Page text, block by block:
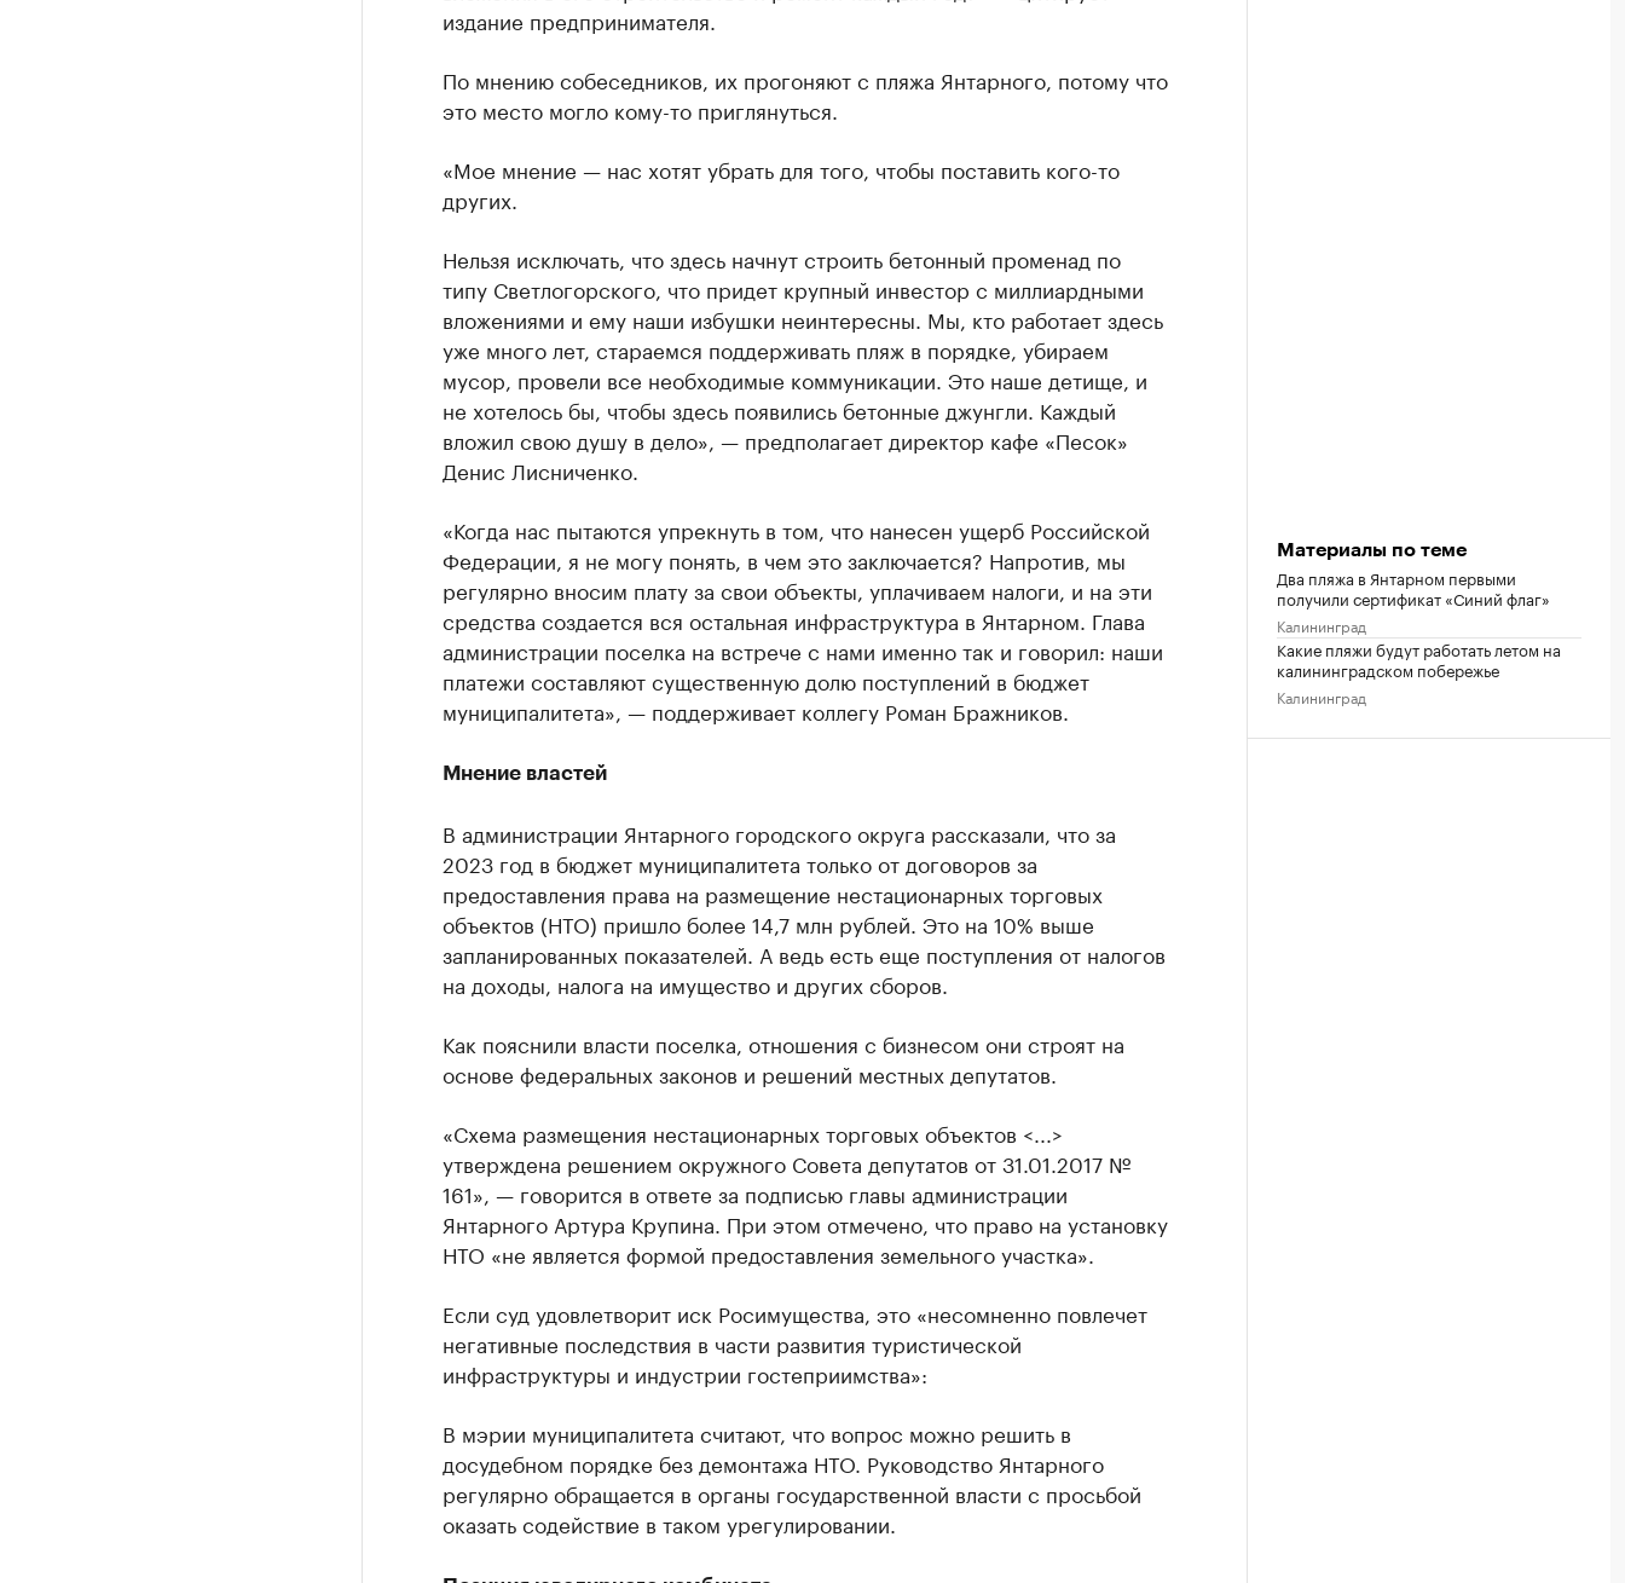
издание предпринимателя.
По мнению собеседников, их прогоняют с пляжа Янтарного, потому что
это место могло кому-то приглянуться.
«Мое мнение — нас хотят убрать для того, чтобы поставить кого-то
других.
Нельзя исключать, что здесь начнут строить бетонный променад по
типу Светлогорского, что придет крупный инвестор с миллиардными
вложениями и ему наши избушки неинтересны. Мы, кто работает здесь
уже много лет, стараемся поддерживать пляж в порядке, убираем
мусор, провели все необходимые коммуникации. Это наше детище, и
не хотелось бы, чтобы здесь появились бетонные джунгли. Каждый
вложил свою душу в дело», — предполагает директор кафе «Песок»
Денис Лисниченко.
«Когда нас пытаются упрекнуть в том, что нанесен ущерб Российской
Федерации, я не могу понять, в чем это заключается? Напротив, мы
регулярно вносим плату за свои объекты, уплачиваем налоги, и на эти
средства создается вся остальная инфраструктура в Янтарном. Глава
администрации поселка на встрече с нами именно так и говорил: наши
платежи составляют существенную долю поступлений в бюджет
муниципалитета», — поддерживает коллегу Роман Бражников.
Мнение властей
В администрации Янтарного городского округа рассказали, что за
2023 год в бюджет муниципалитета только от договоров за
предоставления права на размещение нестационарных торговых
объектов (НТО) пришло более 14,7 млн рублей. Это на 10% выше
запланированных показателей. А ведь есть еще поступления от налогов
на доходы, налога на имущество и других сборов.
Как пояснили власти поселка, отношения с бизнесом они строят на
основе федеральных законов и решений местных депутатов.
«Схема размещения нестационарных торговых объектов <...>
утверждена решением окружного Совета депутатов от 31.01.2017 №
161», — говорится в ответе за подписью главы администрации
Янтарного Артура Крупина. При этом отмечено, что право на установку
НТО «не является формой предоставления земельного участка».
Если суд удовлетворит иск Росимущества, это «несомненно повлечет
негативные последствия в части развития туристической
инфраструктуры и индустрии гостеприимства»:
В мэрии муниципалитета считают, что вопрос можно решить в
досудебном порядке без демонтажа НТО. Руководство Янтарного
регулярно обращается в органы государственной власти с просьбой
оказать содействие в таком урегулировании.
Материалы по теме
Два пляжа в Янтарном первыми
получили сертификат «Синий флаг»
Калининград
Какие пляжи будут работать летом на
калининградском побережье
Калининград